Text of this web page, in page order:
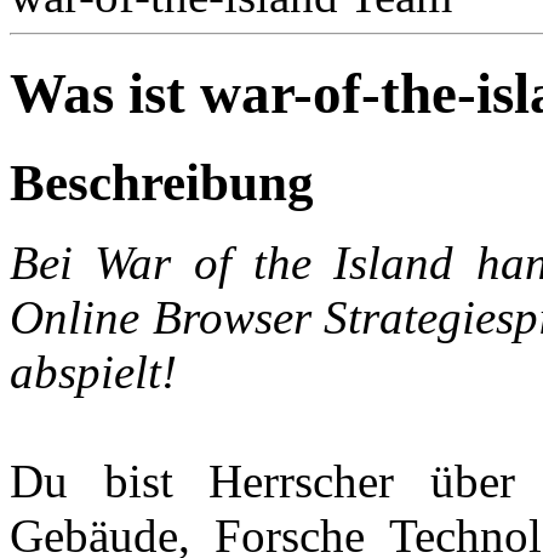
Was ist war-of-the-
Beschreibung
Bei War of the Island
Online Browser
abspielt!
Du bist Herrscher über
Gebäude, Forsche